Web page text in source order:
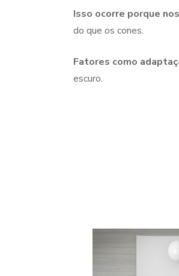
Isso ocorre porque
do que os cones.
Fatores como
escuro.